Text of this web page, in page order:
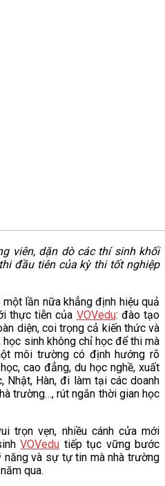
viên, dặn dò các thí sinh khối
đầu tiên của kỳ thi tốt nghiệp
lần nữa khẳng định hiệu quả
thực tiễn của VOVedu: đào tạo
diện, coi trọng cả kiến thức và
học sinh không chỉ học để thi mà
môi trường có định hướng rõ
cao đẳng, du học nghề, xuất
Hàn, đi làm tại các doanh
trường…, rút ngắn thời gian học
trọn vẹn, nhiều cánh cửa mới
VOVedu tiếp tục vững bước
năng và sự tự tin mà nhà trường
qua.